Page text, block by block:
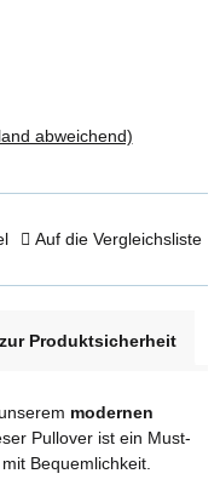
abweichend)
Auf die Vergleichsliste
Produktsicherheit
modernen
Pullover ist ein Must-
Bequemlichkeit.